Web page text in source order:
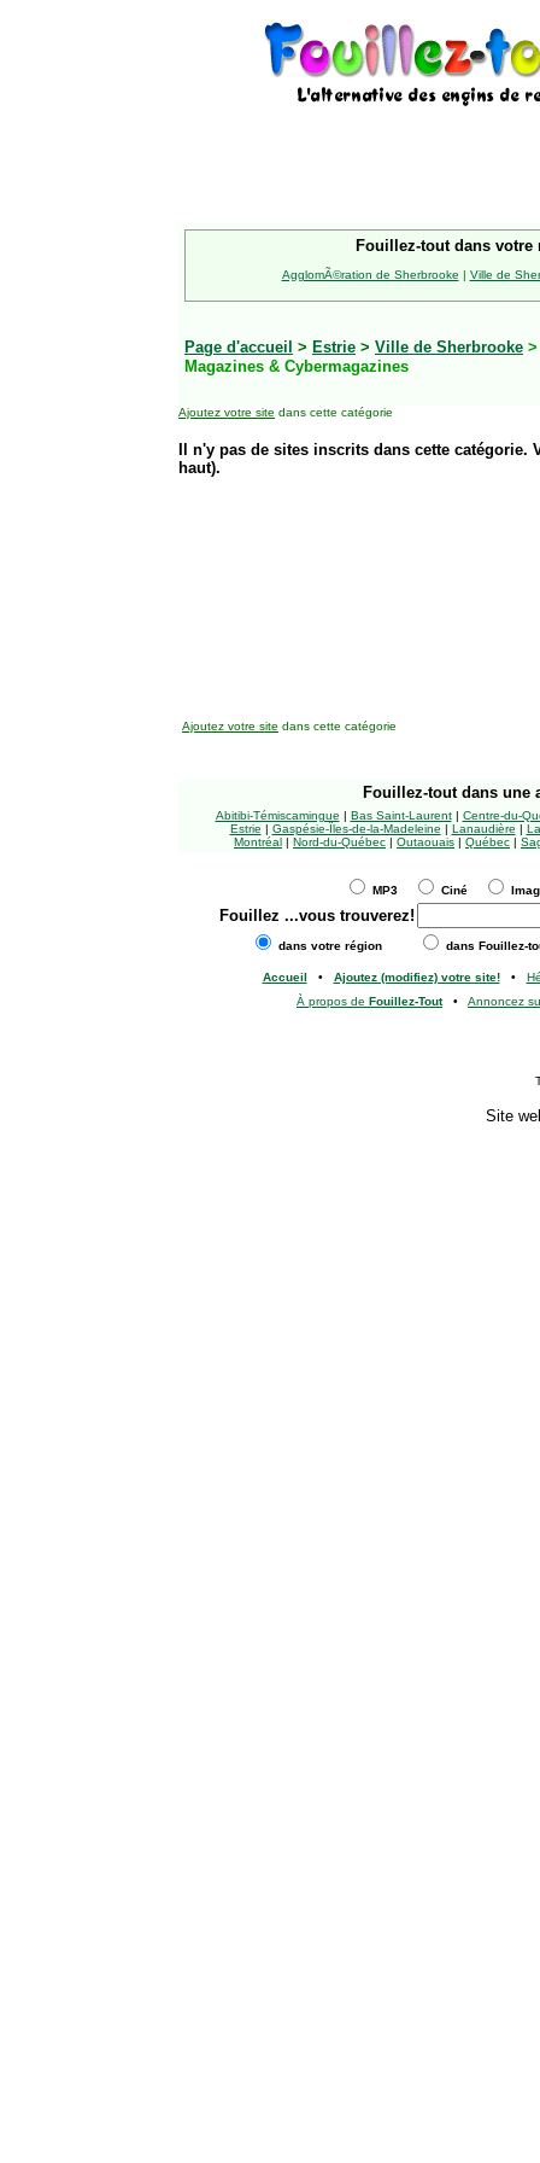
Fouillez-tout dans votre
AgglomÃ©ration de Sherbrooke | Ville de
Page d'accueil > Estrie > Ville de Sherbrooke
Magazines & Cybermagazines
Ajoutez votre site dans cette catégorie
Il n'y pas de sites inscrits dans cette
haut).
Ajoutez votre site dans cette catégorie
Fouillez-tout dans une
Abitibi-Témiscamingue | Bas Saint-Laurent| Centre-du-
Estrie | Gaspésie-Îles-de-la-Madeleine | Lanaudière |
Montréal | Nord-du-Québec | Outaouais | Québec |
MP3 Ciné
Fouillez ...vous trouverez!
dans votre région dans Fouillez-
Accueil • Ajoutez (modifiez) votre site!•
À propos de Fouillez-Tout• Annoncez
Site